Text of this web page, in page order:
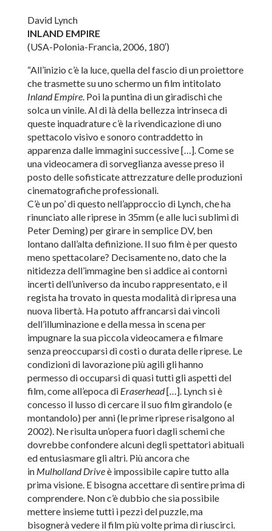
David Lynch
INLAND EMPIRE
(USA-Polonia-Francia, 2006, 180′)
“All’inizio c’è la luce, quella del fascio di un proiettore
che trasmette su uno schermo un film intitolato
Inland Empire. Poi la puntina di un giradischi che
solca un vinile. Al di là della bellezza intrinseca di
queste inquadrature c’è la rivendicazione di uno
spettacolo visivo e sonoro contraddetto in
apparenza dalle immagini successive […]. Come se
una videocamera di sorveglianza avesse preso il
posto delle sofisticate attrezzature delle produzioni
cinematografiche professionali.
C’è un po’ di questo nell’approccio di Lynch, che ha
rinunciato alle riprese in 35mm (e alle luci sublimi di
Peter Deming) per girare in semplice DV, ben
lontano dall’alta definizione. Il suo film è per questo
meno spettacolare? Decisamente no, dato che la
nitidezza dell’immagine ben si addice ai contorni
incerti dell’universo da incubo rappresentato, e il
regista ha trovato in questa modalità di ripresa una
nuova libertà. Ha potuto affrancarsi dai vincoli
dell’illuminazione e della messa in scena per
impugnare la sua piccola videocamera e filmare
senza preoccuparsi di costi o durata delle riprese. Le
condizioni di lavorazione più agili gli hanno
permesso di occuparsi di quasi tutti gli aspetti del
film, come all’epoca di Eraserhead[…]. Lynch si è
concesso il lusso di cercare il suo film girandolo (e
montandolo) per anni (le prime riprese risalgono al
2002). Ne risulta un’opera fuori dagli schemi che
dovrebbe confondere alcuni degli spettatori abituali
ed entusiasmare gli altri. Più ancora che
in Mulholland Driveè impossibile capire tutto alla
prima visione. E bisogna accettare di sentire prima di
comprendere. Non c’è dubbio che sia possibile
mettere insieme tutti i pezzi del puzzle, ma
bisognerà vedere il film più volte prima di riuscirci.